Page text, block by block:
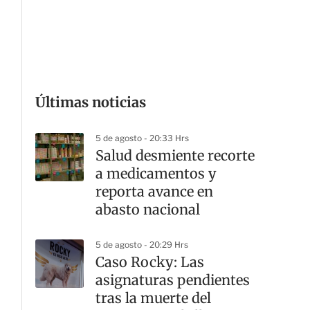
Últimas noticias
5 de agosto - 20:33 Hrs
Salud desmiente recorte
a medicamentos y
reporta avance en
abasto nacional
5 de agosto - 20:29 Hrs
Caso Rocky: Las
asignaturas pendientes
tras la muerte del